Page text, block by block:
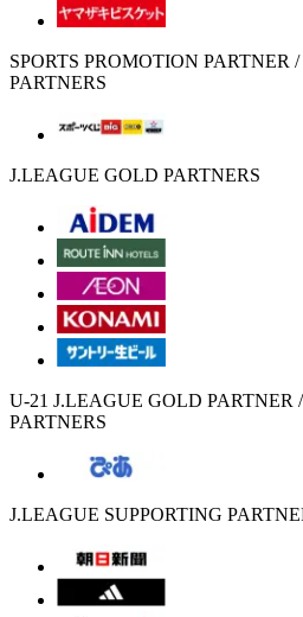
SPORTS PROMOTION PARTNER
PARTNERS
J.LEAGUE GOLD PARTNERS
U-21 J.LEAGUE GOLD PARTNER
PARTNERS
J.LEAGUE SUPPORTING